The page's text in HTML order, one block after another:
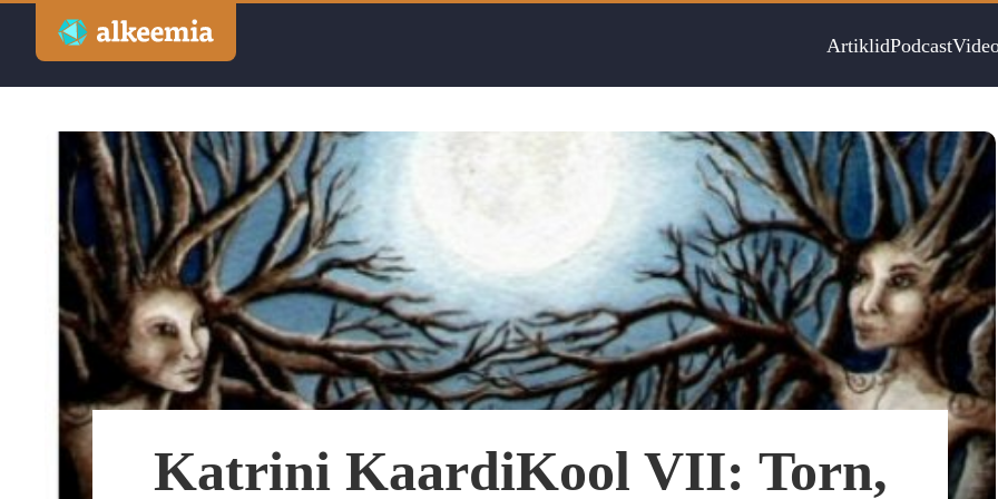
Artiklid
Podcast
Videod
Veebinarid
Kuulutused
Sisuturundus
ArtiklidPodcast
Katrini KaardiKool VII: Torn,